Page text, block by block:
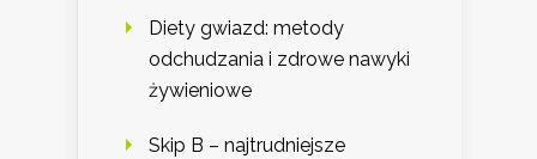
Diety gwiazd: metody
odchudzania i zdrowe nawyki
żywieniowe
Skip B – najtrudniejsze